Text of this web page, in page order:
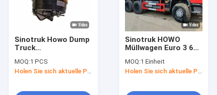
Sinotruk Howo Dump
Truck
Sitrak Warnlicht
WG9719790021 zur
MOQ:1 PCS
Sinotruk HOWO
Müllwagen Euro 3 6X4
CBM Tipper Truck 40
Tonnen mit
MOQ:1 Einheit